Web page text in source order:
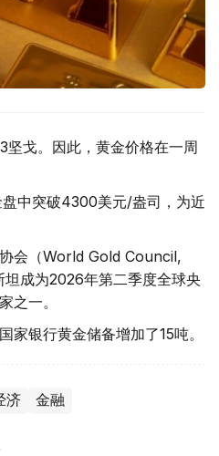
戈。因此，黄金价格在一周
中突破4300美元/盎司，为近
协会（World Gold Council,
成为2026年第二季度全球央
之一。
家银行黄金储备增加了15吨。
济 金融